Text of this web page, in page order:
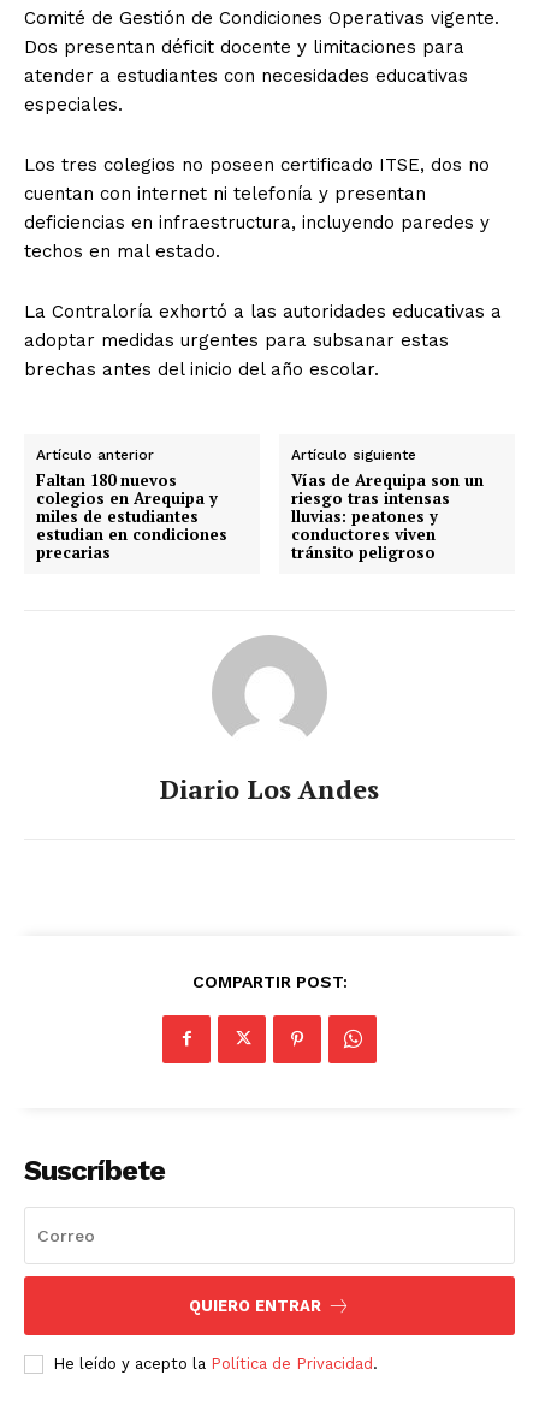
Comité de Gestión de Condiciones Operativas vigente.
Dos presentan déficit docente y limitaciones para
atender a estudiantes con necesidades educativas
especiales.
Los tres colegios no poseen certificado ITSE, dos no
cuentan con internet ni telefonía y presentan
deficiencias en infraestructura, incluyendo paredes y
techos en mal estado.
La Contraloría exhortó a las autoridades educativas a
adoptar medidas urgentes para subsanar estas
brechas antes del inicio del año escolar.
Artículo anterior
Faltan 180 nuevos
colegios en Arequipa y
miles de estudiantes
estudian en condiciones
precarias
Artículo siguiente
Vías de Arequipa son un
riesgo tras intensas
lluvias: peatones y
conductores viven
tránsito peligroso
Diario Los Andes
COMPARTIR POST:
Suscríbete
QUIERO ENTRAR
He leído y acepto la Política de Privacidad.